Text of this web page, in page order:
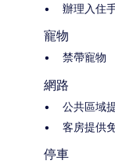
辦理入住
寵物
禁帶寵物
網路
公共區域
客房提供
停車